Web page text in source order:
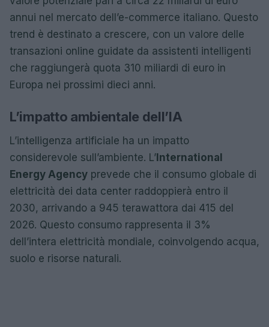
annui nel mercato dell’e-commerce italiano. Questo
trend è destinato a crescere, con un valore delle
transazioni online guidate da assistenti intelligenti
che raggiungerà quota 310 miliardi di euro in
Europa nei prossimi dieci anni.
L’impatto ambientale dell’IA
L’intelligenza artificiale ha un impatto
considerevole sull’ambiente. L’ International
Energy Agency prevede che il consumo globale di
elettricità dei data center raddoppierà entro il
2030, arrivando a 945 terawattora dai 415 del
2026. Questo consumo rappresenta il 3%
dell’intera elettricità mondiale, coinvolgendo acqua,
suolo e risorse naturali.